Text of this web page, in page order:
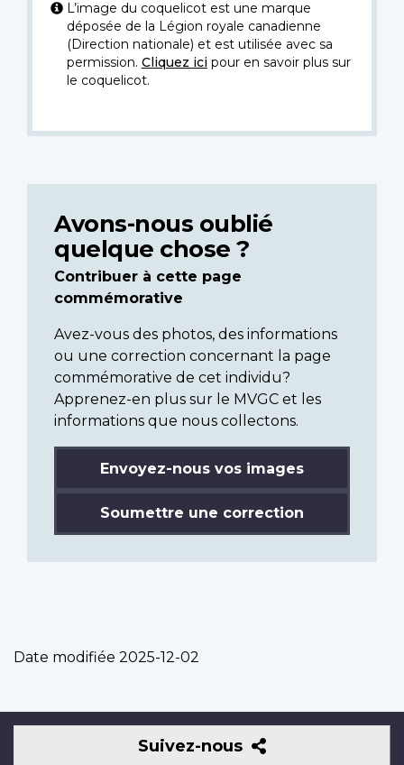
L’image du coquelicot est une marque
déposée de la Légion royale canadienne
(Direction nationale) et est utilisée avec sa
permission. Cliquez icipour en savoir plus sur
le coquelicot.
Avons-nous oublié
quelque chose ?
Contribuer à cette page
commémorative
Avez-vous des photos, des informations
ou une correction concernant la page
commémorative de cet individu?
Apprenez-en plus sur le MVGC et les
informations que nous collectons.
Envoyez-nous vos images
Soumettre une correction
Date modifiée 2025-12-02
Suivez-nous
Suivez-